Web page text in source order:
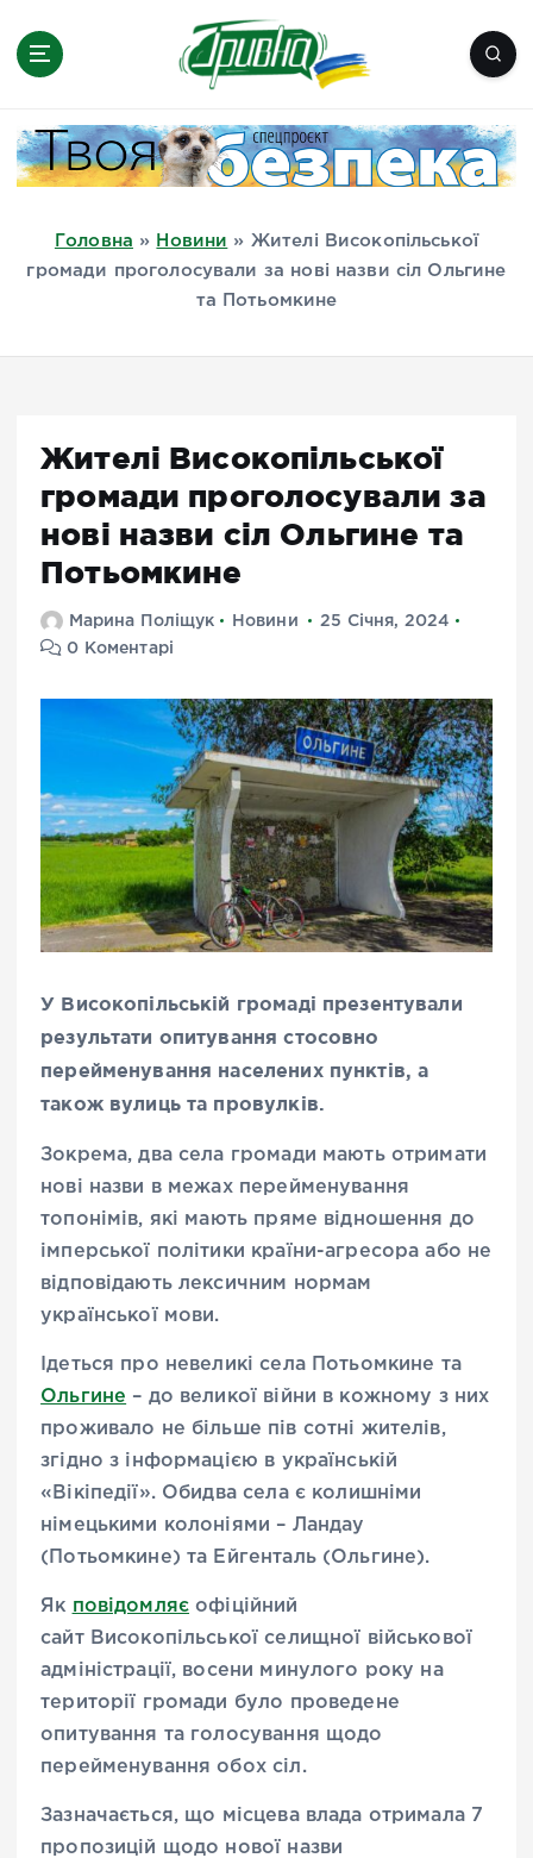
Миколаїв, Одеса, Мелітополь
Головна » Новини » Жителі Високопільської
громади проголосували за нові назви сіл Ольгине
та Потьомкине
Жителі Високопільської
громади проголосували за
нові назви сіл Ольгине та
Потьомкине
Марина Поліщук Новини
25 Січня, 2024
0 Коментарі
У Високопільській громаді презентували
результати опитування стосовно
перейменування населених пунктів, а
також вулиць та провулків.
Зокрема, два села громади мають отримати
нові назви в межах перейменування
топонімів, які мають пряме відношення до
імперської політики країни-агресора або не
відповідають лексичним нормам
української мови.
Ідеться про невеликі села Потьомкине та
Ольгине – до великої війни в кожному з них
проживало не більше пів сотні жителів,
згідно з інформацією в українській
«Вікіпедії». Обидва села є колишніми
німецькими колоніями – Ландау
(Потьомкине) та Ейгенталь (Ольгине).
Як повідомляє офіційний
сайт Високопільської селищної військової
адміністрації, восени минулого року на
території громади було проведене
опитування та голосування щодо
перейменування обох сіл.
Зазначається, що місцева влада отримала 7
пропозицій щодо нової назви